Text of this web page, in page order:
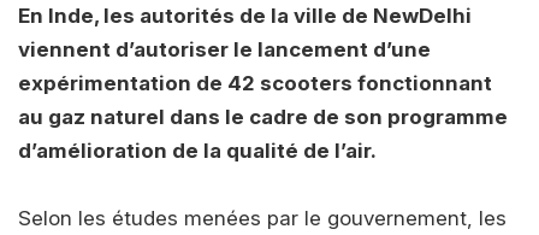
En Inde, les autorités de la ville de NewDelhi
viennent d’autoriser le lancement d’une
expérimentation de 42 scooters fonctionnant
au gaz naturel dans le cadre de son programme
d’amélioration de la qualité de l’air.
Selon les études menées par le gouvernement, les